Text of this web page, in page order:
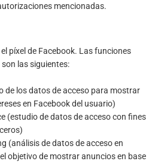
mencionadas.
píxel de Facebook. Las funciones
las siguientes:
de los datos de acceso para mostrar
en Facebook del usuario)
(estudio de datos de acceso con fines
(análisis de datos de acceso en
objetivo de mostrar anuncios en base